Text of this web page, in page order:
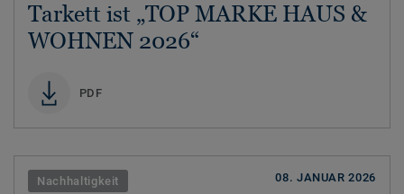
Tarkett ist „TOP MARKE HAUS &
WOHNEN 2026“
PDF
Nachhaltigkeit 08. JANUAR 2026